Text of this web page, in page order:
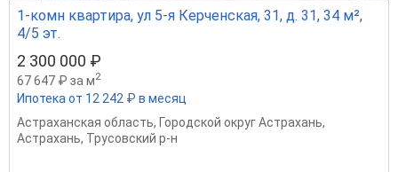
1-комн квартира, ул 5-я Керченская, 31, д. 31, 34 м²,
4/5 эт.
2 300 000 ₽
67 647 ₽ за м2
Ипотека от 12 242 ₽ в месяц
Астраханская область, Городской округ Астрахань,
Астрахань, Трусовский р-н